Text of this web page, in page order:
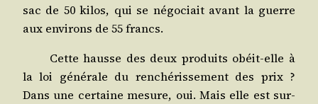
sac de 50 kilos, qui se négo­ciait avant la guerre
aux envi­rons de 55 francs.
Cette hausse des deux pro­duits obéit-elle à
la loi géné­rale du ren­ché­ris­se­ment des prix ?
Dans une cer­taine mesure, oui. Mais elle est sur­